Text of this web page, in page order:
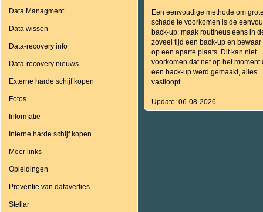
Data Managment
Data wissen
Data-recovery info
Data-recovery nieuws
Externe harde schijf kopen
Fotos
Informatie
Interne harde schijf kopen
Meer links
Opleidingen
Preventie van dataverlies
Stellar
Een eenvoudige methode om
schade te voorkomen is de
back-up: maak routineus eens in
zoveel tijd een back-up en bewaar
op een aparte plaats. Dit kan niet
voorkomen dat net op het moment
een back-up werd gemaakt, alles
vastloopt.
Update: 06-08-2026